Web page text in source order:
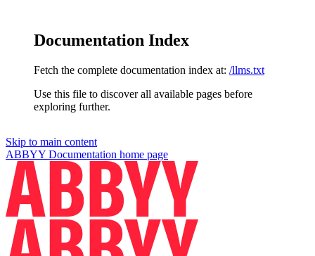
Documentation Index
Fetch the complete documentation index at: /llms.txt
Use this file to discover all available pages before
exploring further.
Skip to main content
ABBYY Documentation home page